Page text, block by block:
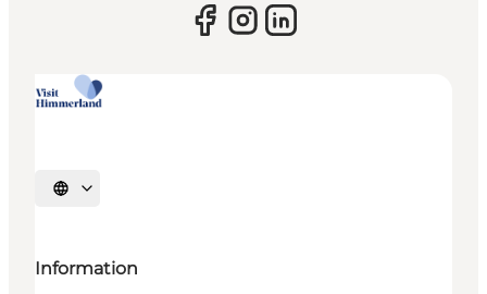
Sprache auswählen
Information